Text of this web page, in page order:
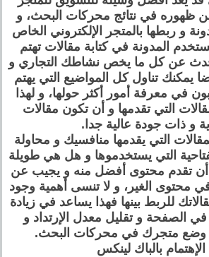
ظهوره في نتائج محركات البحث، و
و ربطها بالمتجر الإلكتروني الخاص
المدونة في كتابة مقالات تهتم
عن كل ما يخص نشاطك التجاري و
يمكنك تناول كل المواضيع التي يهتم
في معرفة أمور أكثر حولها، و لهذا
التي تقدمها و أن تكون مقالات
و ذات جودة عالية جدا.
التي يقدمها منافسيك و محاولة
التي يستخدموها و هل هي طويلة
أن تقدم محتوى أفضل منه و يجيب عن
محتوى الغير، و لا تنسى أهمية وجود
للربط بينها فهذا يساعد في زيادة
في الصفحة و تقليل معدل الإرتداد و
وضع متجرك في محركات البحث.